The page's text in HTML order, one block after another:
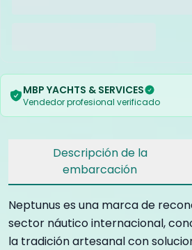
MBP YACHTS & SERVICES
Vendedor profesional verificado
Descripción de la
embarcación
Neptunus es una marca de
sector náutico internacional,
la tradición artesanal con